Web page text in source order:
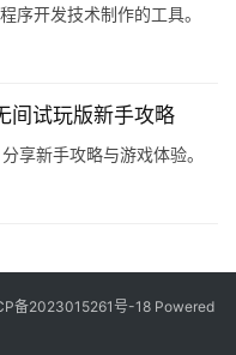
序开发技术制作的工具。
间试玩版新手攻略
享新手攻略与游戏体验。
备2023015261号-18 Powered